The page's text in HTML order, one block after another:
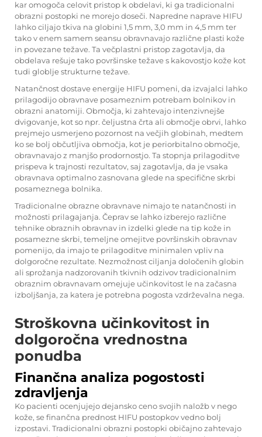
kar omogoča celovit pristop k obdelavi, ki ga tradicionalni
obrazni postopki ne morejo doseči. Napredne naprave HIFU
lahko ciljajo tkiva na globini 1,5 mm, 3,0 mm in 4,5 mm ter
tako v enem samem seansu obravnavajo različne plasti kože
in povezane težave. Ta večplastni pristop zagotavlja, da
obdelava rešuje tako površinske težave s kakovostjo kože kot
tudi globlje strukturne težave.
Natančnost dostave energije HIFU pomeni, da izvajalci lahko
prilagodijo obravnave posameznim potrebam bolnikov in
obrazni anatomiji. Območja, ki zahtevajo intenzivnejše
dvigovanje, kot so npr. čeljustna črta ali območje obrvi, lahko
prejmejo usmerjeno pozornost na večjih globinah, medtem
ko se bolj občutljiva območja, kot je periorbitalno območje,
obravnavajo z manjšo prodornostjo. Ta stopnja prilagoditve
prispeva k trajnosti rezultatov, saj zagotavlja, da je vsaka
obravnava optimalno zasnovana glede na specifične skrbi
posameznega bolnika.
Tradicionalne obrazne obravnave nimajo te natančnosti in
možnosti prilagajanja. Čeprav se lahko izberejo različne
tehnike obraznih obravnav in izdelki glede na tip kože in
posamezne skrbi, temeljne omejitve površinskih obravnav
pomenijo, da imajo te prilagoditve minimalen vpliv na
dolgoročne rezultate. Nezmožnost ciljanja določenih globin
ali sprožanja nadzorovanih tkivnih odzivov tradicionalnim
obraznim obravnavam omejuje učinkovitost le na začasna
izboljšanja, za katera je potrebna pogosta vzdrževalna nega.
Stroškovna učinkovitost in
dolgoročna vrednostna
ponudba
Finančna analiza pogostosti
zdravljenja
Ko pacienti ocenjujejo dejansko ceno svojih naložb v nego
kože, se finančna prednost HIFU postopkov vedno bolj
izpostavi. Tradicionalni obrazni postopki običajno zahtevajo